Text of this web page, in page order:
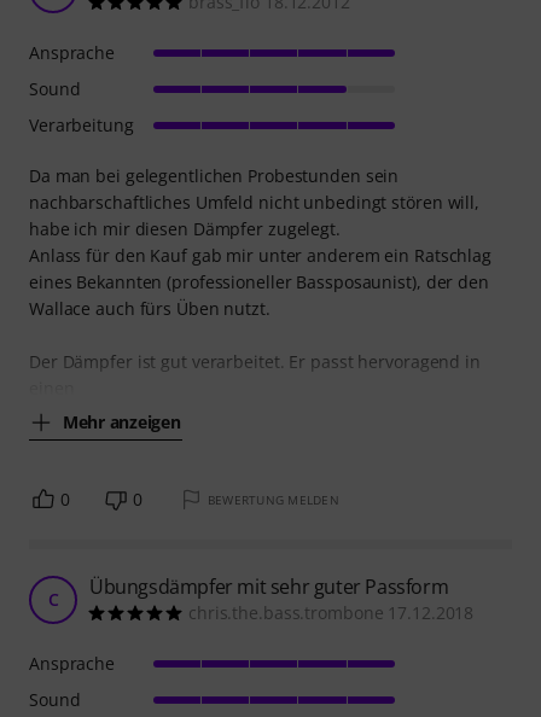
Da man bei gelegentlichen Probestunden sein
nachbarschaftliches Umfeld nicht unbedingt stören will,
habe ich mir diesen Dämpfer zugelegt.
Anlass für den Kauf gab mir unter anderem ein Ratschlag
eines Bekannten (professioneller Bassposaunist), der den
Wallace auch fürs Üben nutzt.
Der Dämpfer ist gut verarbeitet. Er passt hervoragend in
Mehr anzeigen
Ansprache
Sound
Verarbeitung
0 0 BEWERTUNG MELDEN
C Übungsdämpfer mit sehr guter Passform
chris.the.bass.trombone 17.12.2018
Ansprache
Sound